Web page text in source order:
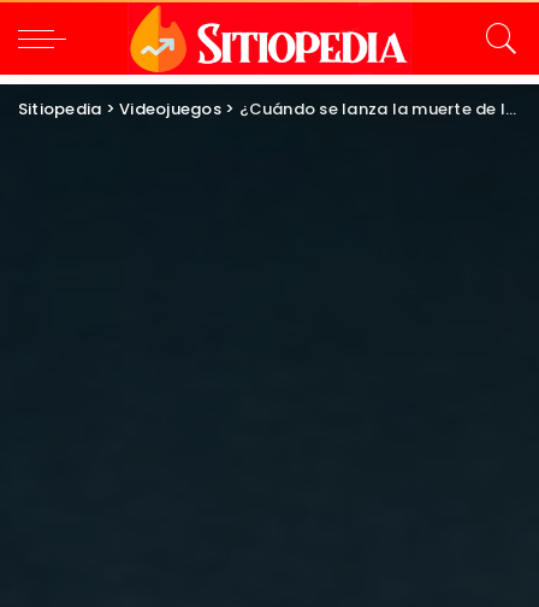
Sitiopedia >Videojuegos> ¿Cuándo se lanza la muerte de la bestia? Temporizador de fecha de lanzamiento